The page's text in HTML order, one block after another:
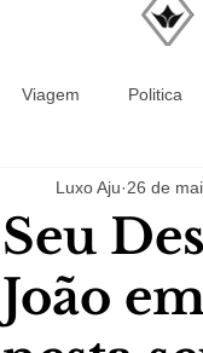
Viagem Politica
Seu
João
Luxo Aju 26 de mai.